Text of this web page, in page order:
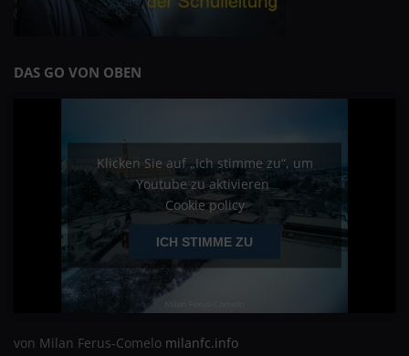
DAS GO VON OBEN
Klicken Sie auf „Ich stimme zu“, um
Youtube zu aktivieren
Cookie policy
ICH STIMME ZU
von Milan Ferus-Comelo milanfc.info